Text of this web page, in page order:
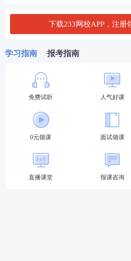
选择你所需【省份
第三步： 点击注册
第四步：考生注册信息填写
第五步：点击确认承诺
第六步： 完善个人信息，按红
信息。
第七步：上传个人证件照。
第八步：确认个人信息，如果
下载233网校APP，注册
学习指南 报考指南
免费试听 人气好课
0元领课 面试领课
直播课堂 报课咨询